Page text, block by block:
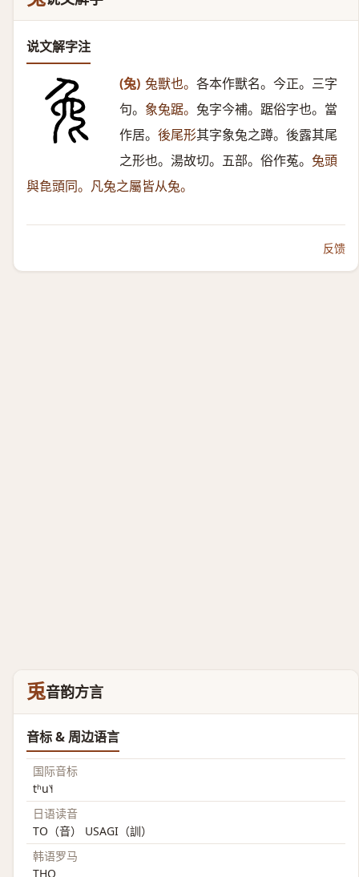
说文解字注
(兔) 兔獸也。 各本作獸名。今正。三字
句。 象兔踞。 兔字今補。踞俗字也。當
作居。 後尾形其字象兔之蹲。後露其尾
之形也。湯故切。五部。俗作菟。 兔頭
與㲋頭同。凡兔之屬皆从兔。
反馈
兎音韵方言
音标 & 周边语言
国际音标
tʰu˥˧
日语读音
TO（音） USAGI（訓）
韩语罗马
THO